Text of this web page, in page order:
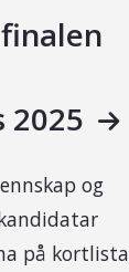
og
på kortlista